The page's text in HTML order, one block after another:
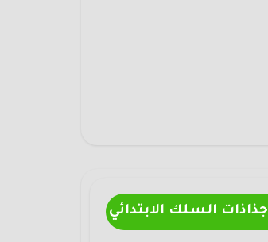
جذاذات السلك الابتدائي